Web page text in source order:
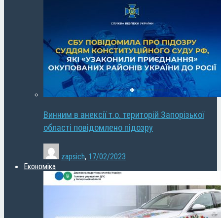
Винним в анексії т.о. територій Запорізької
області повідомлено підозру
zapsich, 17/02/2023
Економіка